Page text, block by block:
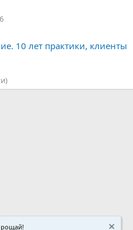
10 лет практики, клиенты